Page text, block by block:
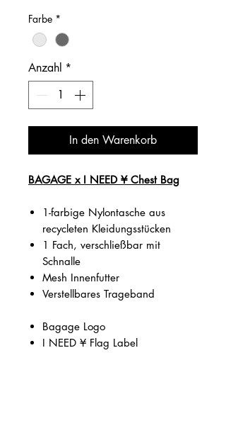
Farbe *
Anzahl *
In den Warenkorb
BAGAGE x I NEED ¥ Chest Bag
1-farbige Nylontasche aus
recycleten Kleidungsstücken
1 Fach, verschließbar mit
Schnalle
Mesh Innenfutter
Verstellbares Trageband
Bagage Logo
I NEED ¥ Flag Label